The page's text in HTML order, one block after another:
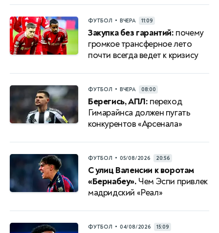
ФУТБОЛ • ВЧЕРА 11:09
Закупка без гарантий: почему
громкое трансферное лето
почти всегда ведет к кризису
ФУТБОЛ • ВЧЕРА 08:00
Берегись, АПЛ: переход
Гимарайнса должен пугать
конкурентов «Арсенала»
ФУТБОЛ • 05/08/2026 20:56
С улиц Валенсии к воротам
«Бернабеу». Чем Эспи привлек
мадридский «Реал»
ФУТБОЛ • 04/08/2026 15:09